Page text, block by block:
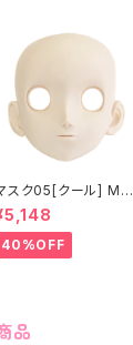
スク05[クール] MAS
40%OFF
品